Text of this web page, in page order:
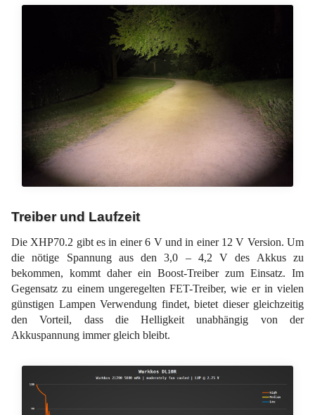
Treiber und Laufzeit
Die XHP70.2 gibt es in einer 6 V und in einer 12 V Version. Um
die nötige Spannung aus den 3,0 – 4,2 V des Akkus zu
bekommen, kommt daher ein Boost-Treiber zum Einsatz. Im
Gegensatz zu einem ungeregelten FET-Treiber, wie er in vielen
günstigen Lampen Verwendung findet, bietet dieser gleichzeitig
den Vorteil, dass die Helligkeit unabhängig von der
Akkuspannung immer gleich bleibt.